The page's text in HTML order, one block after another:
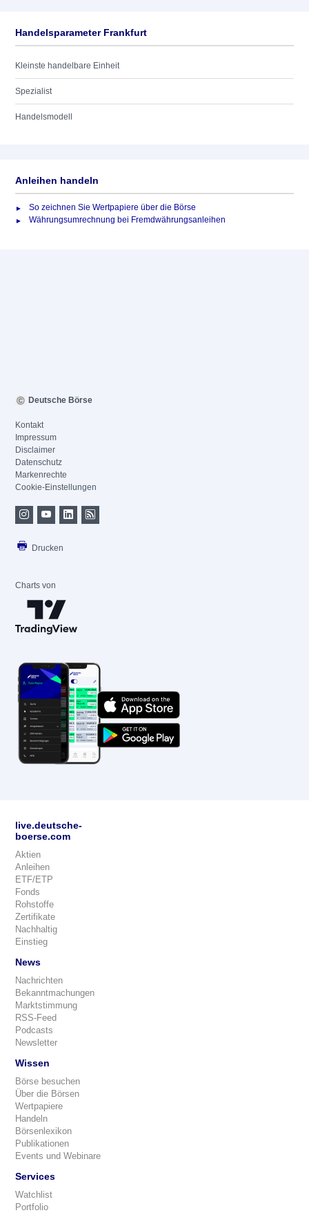
Handelsparameter Frankfurt
Kleinste handelbare Einheit
Spezialist
Handelsmodell
Anleihen handeln
So zeichnen Sie Wertpapiere über die Börse
Währungsumrechnung bei Fremdwährungsanleihen
Deutsche Börse
Kontakt
Impressum
Disclaimer
Datenschutz
Markenrechte
Cookie-Einstellungen
Drucken
Charts von
live.deutsche-
boerse.com
Aktien
Anleihen
ETF/ETP
Fonds
Rohstoffe
Zertifikate
Nachhaltig
Einstieg
News
Nachrichten
Bekanntmachungen
Marktstimmung
RSS-Feed
Podcasts
Newsletter
Wissen
Börse besuchen
Über die Börsen
Wertpapiere
Handeln
Börsenlexikon
Publikationen
Events und Webinare
Services
Watchlist
Portfolio